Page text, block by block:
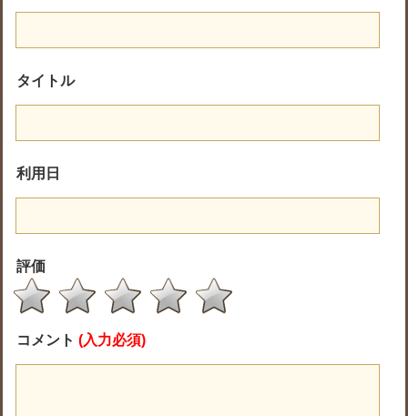
タイトル
利用日
評価
コメント (入力必須)